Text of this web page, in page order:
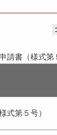
請書（様式第
式第５号）